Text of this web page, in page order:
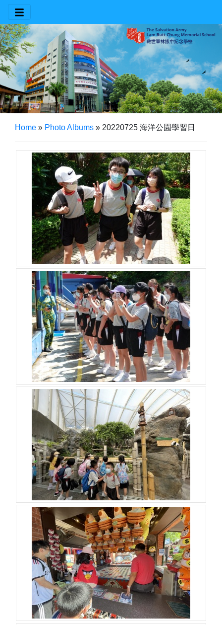
Home » Photo Albums » 20220725 海洋公園學習日